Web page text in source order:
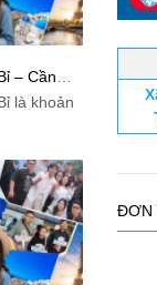
ĐƠN
– Cần
là khoản